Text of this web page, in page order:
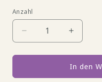
Anzahl
Verringere
die
Menge
Drossel
Erhöhe
die
Menge
für
Drossel
In den